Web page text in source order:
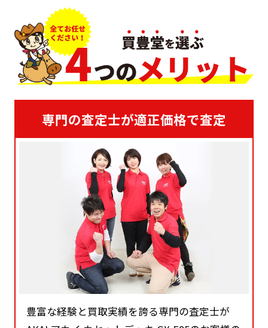
専門の査定士が適正価格で査定
豊富な経験と買取実績を誇る専門の査定士が